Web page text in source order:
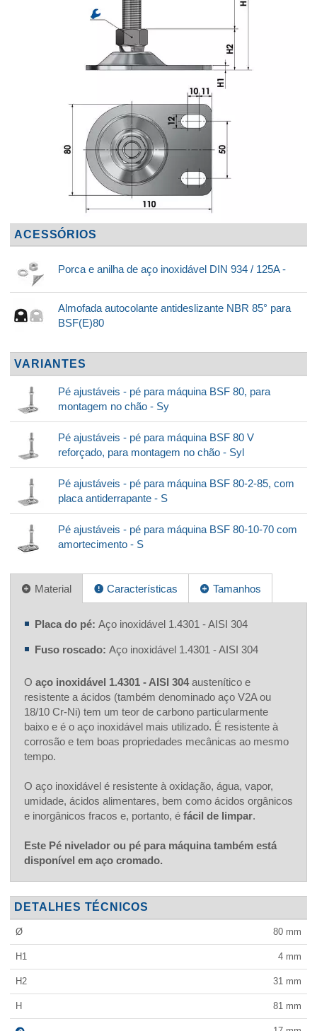
ACESSÓRIOS
Porca e anilha de aço inoxidável DIN 934 / 125A -
Almofada autocolante antideslizante NBR 85° para
BSF(E)80
VARIANTES
Pé ajustáveis - pé para máquina BSF 80, para
montagem no chão - Sy
Pé ajustáveis - pé para máquina BSF 80 V
reforçado, para montagem no chão - Syl
Pé ajustáveis - pé para máquina BSF 80-2-85, com
placa antiderrapante - S
Pé ajustáveis - pé para máquina BSF 80-10-70 com
amortecimento - S
Material Características Tamanhos
Placa do pé: Aço inoxidável 1.4301 - AISI 304
Fuso roscado: Aço inoxidável 1.4301 - AISI 304
O aço inoxidável 1.4301 - AISI 304austenítico e
resistente a ácidos (também denominado aço V2A ou
18/10 Cr-Ni) tem um teor de carbono particularmente
baixo e é o aço inoxidável mais utilizado. É resistente à
corrosão e tem boas propriedades mecânicas ao mesmo
tempo.
O aço inoxidável é resistente à oxidação, água, vapor,
umidade, ácidos alimentares, bem como ácidos orgânicos
e inorgânicos fracos e, portanto, é fácil de limpar.
Este Pé nivelador ou pé para máquina também está
disponível em aço cromado.
DETALHES TÉCNICOS
Ø 80 mm
H1 4 mm
H2 31 mm
H 81 mm